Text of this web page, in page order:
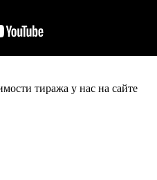
тиража у нас на сайте